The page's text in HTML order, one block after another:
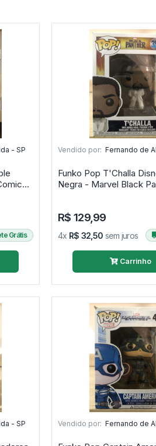
- SP
Grátis
Vendido por: Fernando de
Funko Pop T'Challa
R$ 129,99
4x R$ 32,50 sem juros
Carrinho
- SP Vendido por: Fernando de